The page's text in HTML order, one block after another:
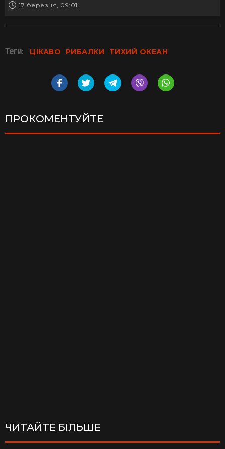
17 березня, 09:01
Теги: ЦІКАВО РИБАЛКИ ТИХИЙ ОКЕАН
ПРОКОМЕНТУЙТЕ
ЧИТАЙТЕ БІЛЬШЕ